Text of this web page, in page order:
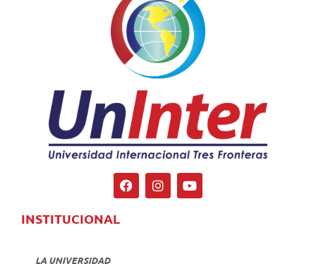
INSTITUCIONAL
LA UNIVERSIDAD